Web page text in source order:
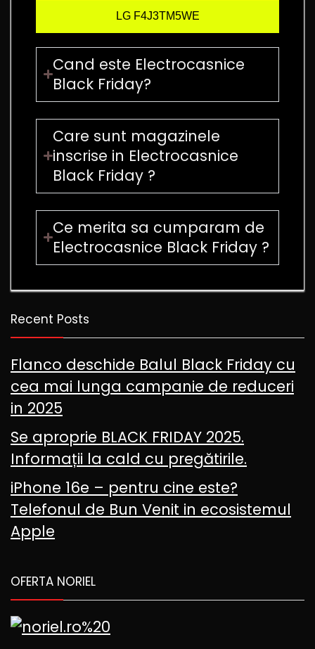
LG F4J3TM5WE
Cand este Electrocasnice
Black Friday?
Care sunt magazinele
inscrise in Electrocasnice
Black Friday ?
Ce merita sa cumparam de
Electrocasnice Black Friday ?
Recent Posts
Flanco deschide Balul Black Friday cu
cea mai lunga campanie de reduceri
in 2025
Se aproprie BLACK FRIDAY 2025.
Informații la cald cu pregătirile.
iPhone 16e – pentru cine este?
Telefonul de Bun Venit in ecosistemul
Apple
OFERTA NORIEL